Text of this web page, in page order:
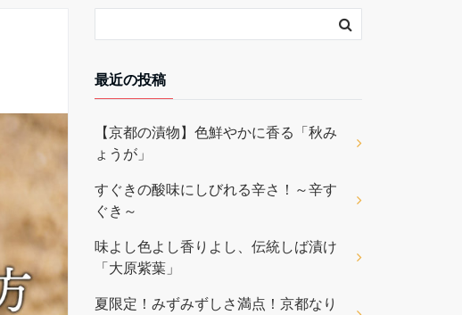
最近の投稿
【京都の漬物】色鮮やかに香る「秋み
ょうが」
すぐきの酸味にしびれる辛さ！～辛す
ぐき～
味よし色よし香りよし、伝統しば漬け
「大原紫葉」
夏限定！みずみずしさ満点！京都なり